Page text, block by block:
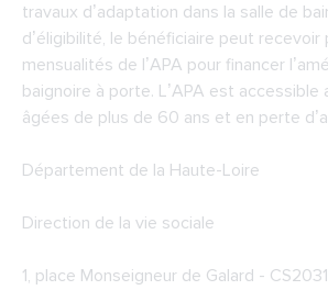
travaux d’adaptation dans la salle de
d’éligibilité, le bénéficiaire peut recevoir
mensualités de l’APA pour financer
baignoire à porte. L’APA est accessible
âgées de plus de 60 ans et en perte
Département de la Haute-Loire
Direction de la vie sociale
1, place Monseigneur de Galard -